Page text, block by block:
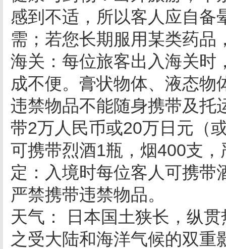
感到不适，所以客人应自备
需；若您长期服用某类药品
海关：每位旅客出入海关时
成不便。膏状物体、液态物
违禁物品不能随身携带及托
带2万人民币或20万日元（
可携带烈酒1瓶，烟400支
定：入境时每位客人可携带
严禁携带违禁物品。
天气： 日本国土狭长，纵
之受大陆和海洋气候的双重